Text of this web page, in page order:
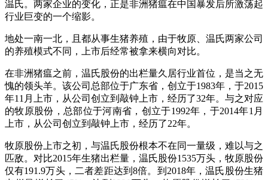
温氏。两家企业的变化，正是非洲猪瘟在中国暴发后所激荡起
行业巨变的一个缩影。
地处一南一北，且都从事生猪养殖，由于牧原、温氏两家公司
的养殖模式不同，上市后经常被拿来横向对比。
在非洲猪瘟之前，温氏股份的出栏量久居行业首位，是当之无
愧的领头羊。该公司总部位于广东省，创立于1983年，于2015
年11月上市，从公司创立到敲钟上市，经历了32年。与之对应
的牧原股份，总部位于河南省，创立于1992年，于2014年1月
上市，从公司创立到敲钟上市，经历了22年。
牧原股份上市之初，与温氏股份根本不在同一量级，难以与之
匹敌。对比2015年生猪出栏量，温氏股份1535万头，牧原股份
仅有191.9万头，二者差距达到8倍。到2018年，温氏股份生猪